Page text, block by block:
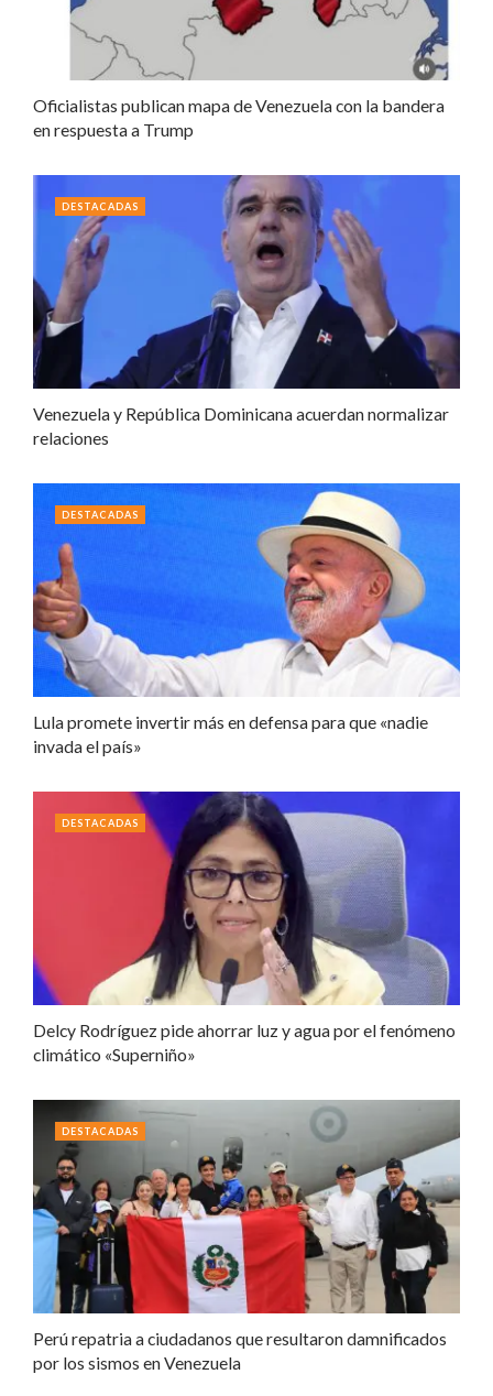
Oficialistas publican mapa de Venezuela con la bandera
en respuesta a Trump
Venezuela y República Dominicana acuerdan normalizar
relaciones
DESTACADAS
Lula promete invertir más en defensa para que «nadie
invada el país»
DESTACADAS
Delcy Rodríguez pide ahorrar luz y agua por el fenómeno
climático «Superniño»
DESTACADAS
Perú repatria a ciudadanos que resultaron damnificados
por los sismos en Venezuela
DESTACADAS